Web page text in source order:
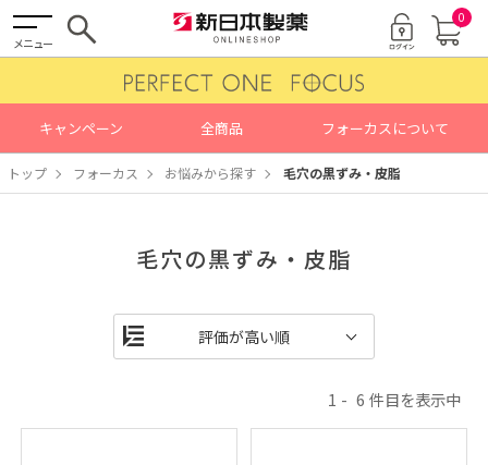
メニュー
0
キャンペーン 全商品 フォーカスについて
トップ フォーカス お悩みから探す 毛穴の黒ずみ・皮脂
毛穴の黒ずみ・皮脂
1 6